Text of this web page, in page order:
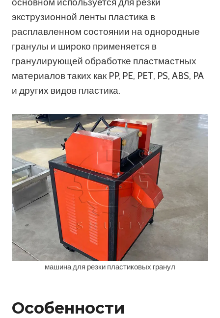
экструзионной ленты пластика в
расплавленном состоянии на однородные
гранулы и широко применяется в
гранулирующей обработке пластмастных
материалов таких как PP, PE, PET, PS, ABS, PA
и других видов пластика.
машина для резки пластиковых гранул
Особенности